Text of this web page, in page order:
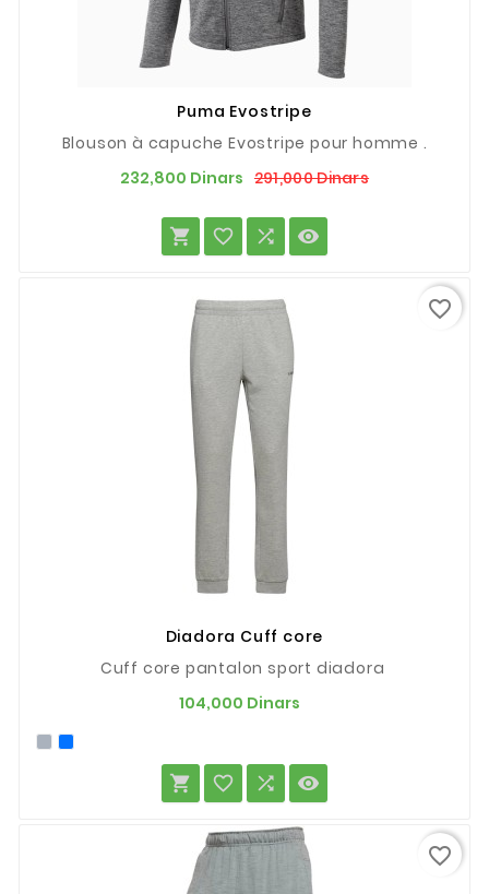
Puma Evostripe
Blouson à capuche Evostripe pour homme .
232,800 Dinars 291,000 DinarsPrix
Prix
   
Diadora Cuff core
Cuff core pantalon sport diadora
104,000 Dinars
   
favorite_border
favorite_border